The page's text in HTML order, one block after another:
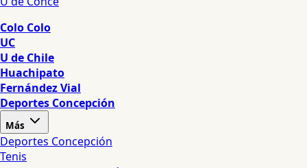
Colo Colo
UC
U de Chile
Huachipato
Fernández Vial
Deportes Concepción
Más
Deportes Concepción
Tenis